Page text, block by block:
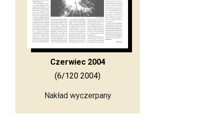
Czerwiec 2004
(6/120 2004)
Nakład wyczerpany